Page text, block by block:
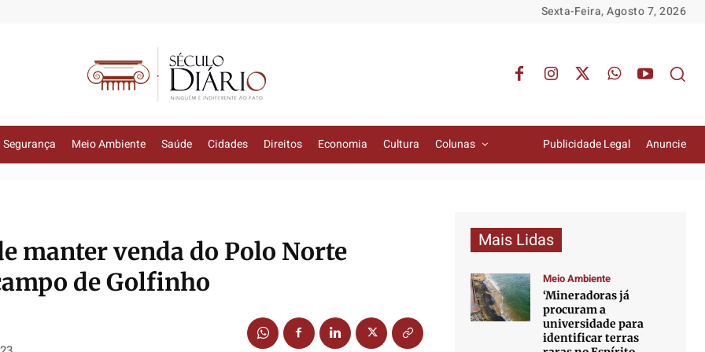
Sexta-Feira, Agosto 7, 2026
Segurança Meio Ambiente Saúde Cidades Direitos Economia Cultura Colunas Publicidade Legal Anuncie
manter venda do Polo Norte
de Golfinho
Mais Lidas
Meio Ambiente
‘Mineradoras já
procuram a
universidade para
identificar terras